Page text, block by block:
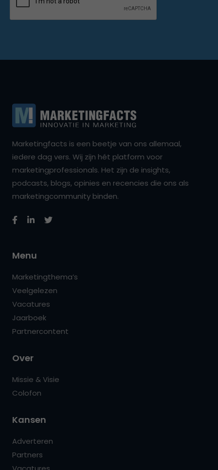
Marketingfacts is een beetje van ons allemaal,
iedere dag vers. Wij zijn hét platform voor
marketingprofessionals. Het zijn de insights,
podcasts, blogs, opinies en recencies die ons als
marketingcommunity binden.
Menu
Marketingthema’s
Veelgelezen
Vacatures
Jaarboek
Partnercontent
Over
Missie & Visie
Colofon
Kansen
Adverteren
Partners